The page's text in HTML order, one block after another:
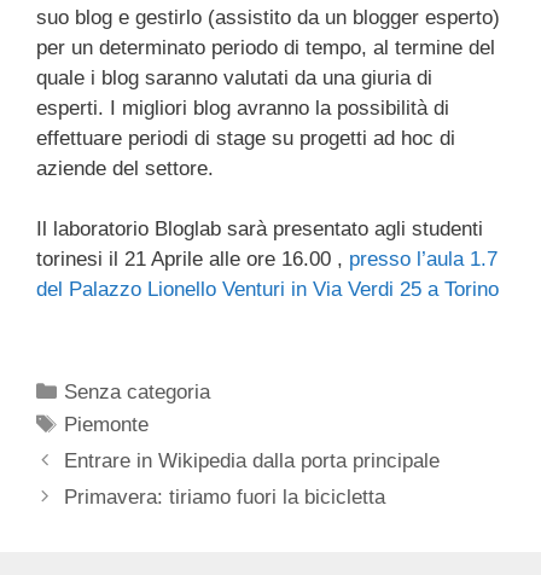
suo blog e gestirlo (assistito da un blogger esperto)
per un determinato periodo di tempo, al termine del
quale i blog saranno valutati da una giuria di
esperti. I migliori blog avranno la possibilità di
effettuare periodi di stage su progetti ad hoc di
aziende del settore.
Il laboratorio Bloglab sarà presentato agli studenti
torinesi il 21 Aprile alle ore 16.00 , presso l’aula 1.7
del Palazzo Lionello Venturi in Via Verdi 25 a Torino
Categorie
Senza categoria
Tag
Piemonte
Entrare in Wikipedia dalla porta principale
Primavera: tiriamo fuori la bicicletta